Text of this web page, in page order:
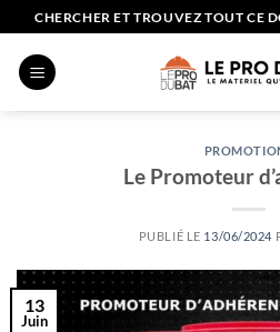
Passer
au
contenu
CHERCHER ET TROUVEZ TOUT CE
Le Promoteur
PUBLIÉ LE 13/06/2024
13
Juin